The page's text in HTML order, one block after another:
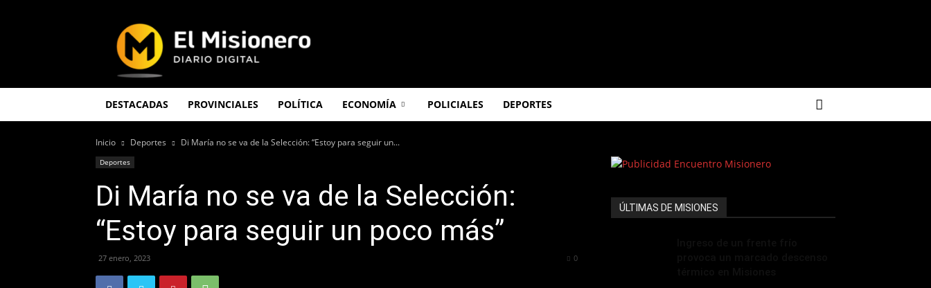
Misionero
DESTACADAS PROVINCIALES POLÍTICA ECONOMÍA POLICIALES DEPORTES
Inicio Deportes Di María no se va de la Selección: “Estoy para seguir un...
Deportes
Di María no se va de la Selección:
“Estoy para seguir un poco más”
27 enero, 2023 0
ÚLTIMAS DE MISIONES